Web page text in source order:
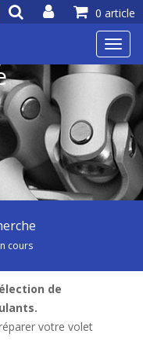
0 article
cours
de
votre volet